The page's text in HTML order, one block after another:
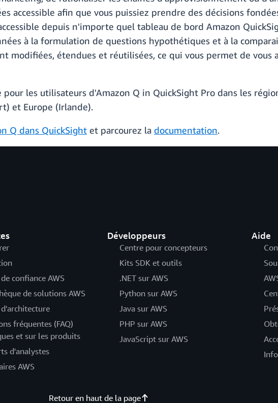
accessible afin que vous puissiez prendre des décisions
depuis n'importe quel tableau de bord Amazon
à la formulation de questions hypothétiques et à la
modifiées, étendues et réutilisées, ce qui vous permet de vous
les utilisateurs d'Amazon Q in QuickSight Pro dans les
et Europe (Irlande).
Q dans QuickSight et parcourez la documentation.
confiance AWS
de solutions AWS
fréquentes (FAQ)
et sur les produits
d'analystes
AWS
Développeurs
Centre pour concepteurs
Kits SDK et outils
.NET sur AWS
Python sur AWS
Java sur AWS
PHP sur AWS
JavaScript sur AWS
Aide
Retour en haut de la page